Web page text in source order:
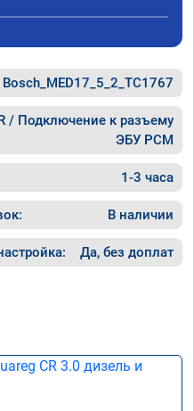
Bosch_MED17_5_2_TC1767
/ Подключение к разъему
ЭБУ PCM
1-3 часа
В наличии
Да, без доплат